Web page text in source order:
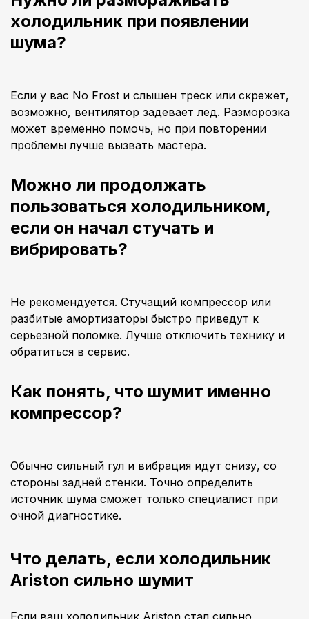
холодильник при появлении
шума?
Если у вас No Frost и слышен треск или скрежет,
возможно, вентилятор задевает лед. Разморозка
может временно помочь, но при повторении
проблемы лучше вызвать мастера.
Можно ли продолжать
пользоваться холодильником,
если он начал стучать и
вибрировать?
Не рекомендуется. Стучащий компрессор или
разбитые амортизаторы быстро приведут к
серьезной поломке. Лучше отключить технику и
обратиться в сервис.
Как понять, что шумит именно
компрессор?
Обычно сильный гул и вибрация идут снизу, со
стороны задней стенки. Точно определить
источник шума сможет только специалист при
очной диагностике.
Что делать, если холодильник
Ariston сильно шумит
Если ваш холодильник Ariston стал сильно